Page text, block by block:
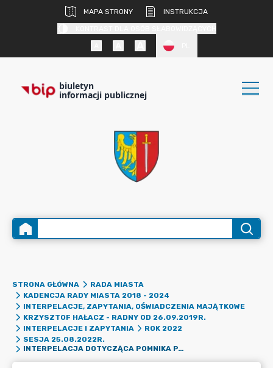
MAPA STRONY
INSTRUKCJA
biuletyn
informacji publicznej
STRONA GŁÓWNA
RADA MIASTA
KADENCJA RADY MIASTA 2018 - 2024
INTERPELACJE, ZAPYTANIA, OŚWIADCZENIA MAJĄTKOWE
KRZYSZTOF HAŁACZ - RADNY OD 26.09.2019R.
INTERPELACJE I ZAPYTANIA
ROK 2022
SESJA 25.08.2022R.
INTERPELACJA DOTYCZĄCA POMNIKA PAMIĘCI WALCZĄCYCH O WOLNĄ POLSKĘ.